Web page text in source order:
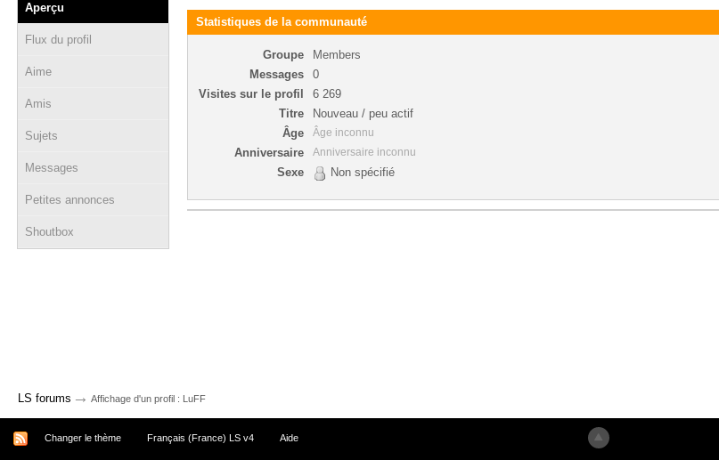
Aperçu
Flux du profil
Aime
Amis
Sujets
Messages
Petites annonces
Shoutbox
Statistiques de la communauté
Groupe
Members
Messages
0
Visites sur le profil
6 269
Titre
Nouveau / peu actif
Âge
Âge inconnu
Anniversaire Anniversaire inconnu
Sexe Non spécifié
LS forums → Affichage d'un profil : LuFF
Changer le thème Français (France) LS v4 Aide